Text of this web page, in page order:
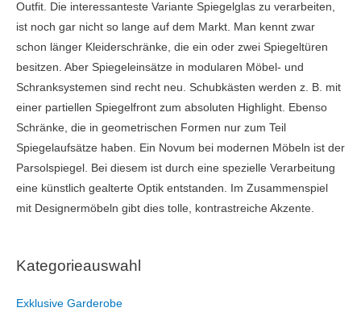
Kategorieauswahl
Exklusive Garderobe
Outfit. Die interessanteste Variante Spiegelglas zu verarbeiten,
ist noch gar nicht so lange auf dem Markt. Man kennt zwar
schon länger Kleiderschränke, die ein oder zwei Spiegeltüren
besitzen. Aber Spiegeleinsätze in modularen Möbel- und
Schranksystemen sind recht neu. Schubkästen werden z. B. mit
einer partiellen Spiegelfront zum absoluten Highlight. Ebenso
Schränke, die in geometrischen Formen nur zum Teil
Spiegelaufsätze haben. Ein Novum bei modernen Möbeln ist der
Parsolspiegel. Bei diesem ist durch eine spezielle Verarbeitung
eine künstlich gealterte Optik entstanden. Im Zusammenspiel
mit Designermöbeln gibt dies tolle, kontrastreiche Akzente.